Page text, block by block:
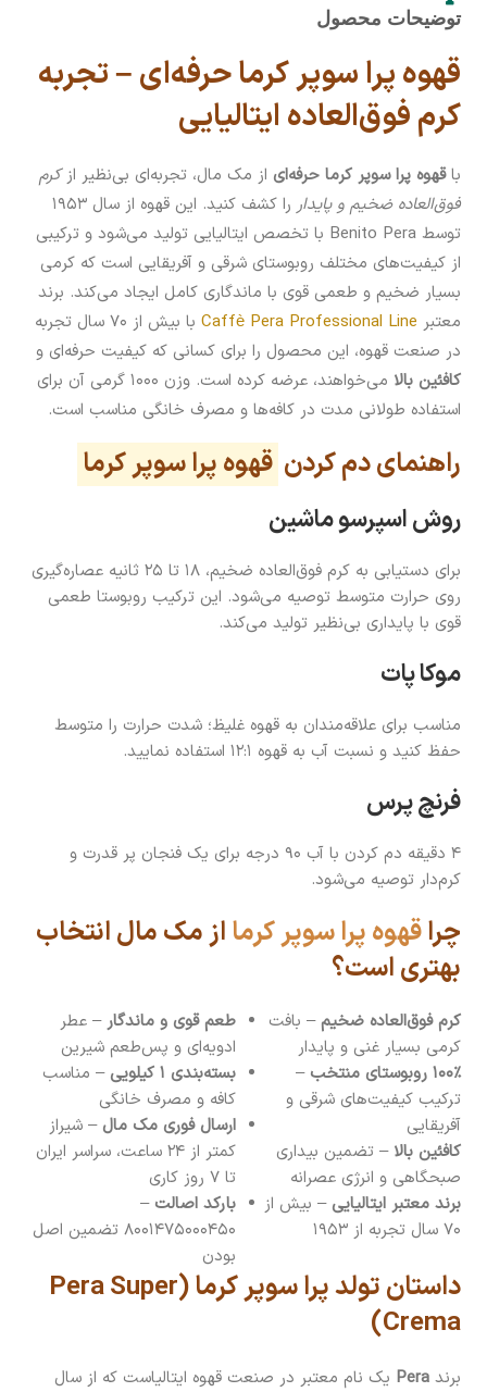
توضیحات محصول
قهوه پرا سوپر کرما حرفه‌ای – تجربه
کرم فوق‌العاده ایتالیایی
باقهوه پرا سوپر کرما حرفه‌ای از مک مال، تجربه‌ای بی‌نظیر ازکرم
فوق‌العاده ضخیم و پایدار
را کشف کنید. این قهوه از سال ۱۹۵۳
توسط Benito Pera با تخصص ایتالیایی تولید می‌شود و ترکیبی
از کیفیت‌های مختلف روبوستای شرقی و آفریقایی است که کرمی
بسیار ضخیم و طعمی قوی با ماندگاری کامل ایجاد می‌کند. برند
معتبر Caffè Pera Professional Line
با بیش از ۷۰ سال تجربه
در صنعت قهوه، این محصول را برای کسانی که کیفیت حرفه‌ای و
کافئین بالا
می‌خواهند، عرضه کرده است. وزن ۱۰۰۰ گرمی آن برای
استفاده طولانی مدت در کافه‌ها و مصرف خانگی مناسب است.
راهنمای دم کردن قهوه پرا سوپر کرما
روش اسپرسو ماشین
برای دستیابی به کرم فوق‌العاده ضخیم، ۱۸ تا ۲۵ ثانیه عصاره‌گیری
روی حرارت متوسط توصیه می‌شود. این ترکیب روبوستا طعمی
قوی با پایداری بی‌نظیر تولید می‌کند.
موکا پات
مناسب برای علاقه‌مندان به قهوه غلیظ؛ شدت حرارت را متوسط
حفظ کنید و نسبت آب به قهوه ۱۲:۱ استفاده نمایید.
فرنچ پرس
۴ دقیقه دم کردن با آب ۹۰ درجه برای یک فنجان پر قدرت و
کرم‌دار توصیه می‌شود.
چراقهوه پرا سوپر کرمااز مک مال انتخاب
بهتری است؟
کرم فوق‌العاده ضخیم – بافت
کرمی بسیار غنی و پایدار
۱۰۰٪ روبوستای منتخب
–
ترکیب کیفیت‌های شرقی و
آفریقایی
کافئین بالا – تضمین بیداری
صبحگاهی و انرژی عصرانه
برند معتبر ایتالیایی – بیش از
۷۰ سال تجربه از ۱۹۵۳
طعم قوی و ماندگار– عطر
ادویه‌ای و پس‌طعم شیرین
بسته‌بندی ۱ کیلویی
– مناسب
کافه و مصرف خانگی
ارسال فوری مک مال – شیراز
کمتر از ۲۴ ساعت، سراسر ایران
تا ۷ روز کاری
بارکد اصالت –
۸۰۰۱۴۷۵۰۰۰۴۵۰ تضمین اصل
بودن
داستان تولد پرا سوپر کرما (Pera Super
Crema)
برند Pera یک نام معتبر در صنعت قهوه ایتالیاست که از سال